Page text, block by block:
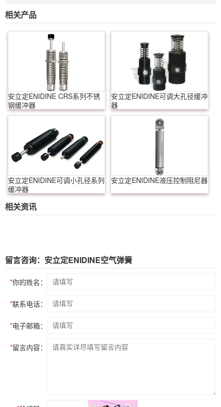
相关产品
安立定ENIDINE CRS系列不锈
钢缓冲器
安立定ENIDINE可调大孔径缓冲
器
安立定ENIDINE可调小孔径系列
缓冲器
安立定ENIDINE液压控制阻尼器
相关资讯
留言咨询：安立定ENIDINE空气弹簧
*你的姓名：
*联系电话：
*电子邮箱：
*留言内容：